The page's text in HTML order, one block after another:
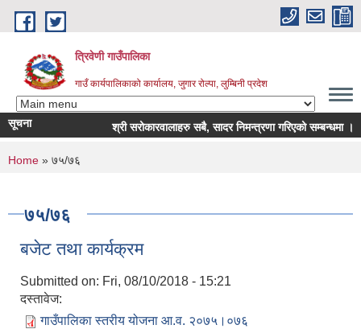
Skip to main content
त्रिवेणी गाउँपालिका
गाउँ कार्यपालिकाको कार्यालय, जुगार रोल्पा, लुम्बिनी प्रदेश
सूचना श्री सरोकारवालाहरु सबै, सादर निमन्त्रणा गरिएको सम्बन्धमा ।
You are here
Home » ७५/७६
७५/७६
बजेट तथा कार्यक्रम
Submitted on: Fri, 08/10/2018 - 15:21
दस्तावेज:
गाउँपालिका स्तरीय योजना आ.व. २०७५।०७६